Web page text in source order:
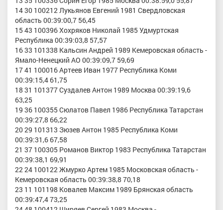
14 30 100212 Лукьянов Евгений 1981 Свердловская
область 00:39:00,7 56,45
15 43 100396 Хохряков Николай 1985 Удмуртская
Республика 00:39:03,8 57,57
16 33 101338 Кальсин Андрей 1989 Кемеровская область -
Ямало-Ненецкий АО 00:39:09,7 59,69
17 41 100016 Артеев Иван 1977 Республика Коми
00:39:15,4 61,75
18 31 101377 Суздалев Антон 1989 Москва 00:39:19,6
63,25
19 36 100355 Сюлатов Павел 1986 Республика Татарстан
00:39:27,8 66,22
20 29 101313 Зюзев Антон 1985 Республика Коми
00:39:31,6 67,58
21 37 100305 Романов Виктор 1983 Республика Татарстан
00:39:38,1 69,91
22 24 100122 Жмурко Артем 1985 Московская область -
Кемеровская область 00:39:38,8 70,18
23 11 101198 Ковалев Максим 1989 Брянская область
00:39:47,4 73,25